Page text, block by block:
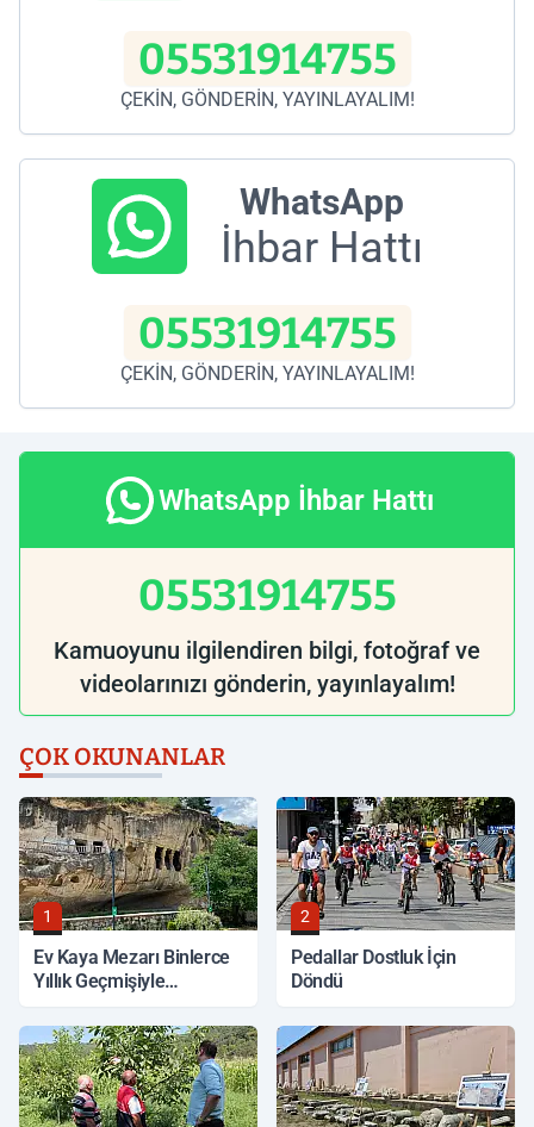
05531914755
ÇEKİN, GÖNDERİN, YAYINLAYALIM!
WhatsApp
İhbar Hattı
05531914755
ÇEKİN, GÖNDERİN, YAYINLAYALIM!
WhatsApp İhbar Hattı
05531914755
Kamuoyunu ilgilendiren bilgi, fotoğraf ve
videolarınızı gönderin, yayınlayalım!
ÇOK OKUNANLAR
1
Ev Kaya Mezarı Binlerce
Yıllık Geçmişiyle
2
Pedallar Dostluk İçin
Döndü